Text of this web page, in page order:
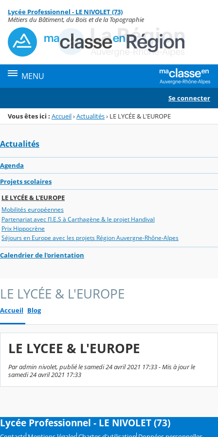
Menu de la rubrique
Contenu
Lycée Professionnel - LE NIVOLET (73)
Métiers du Bâtiment, du Bois et de la Topographie
MENU
Se connecter
Vous êtes ici : Accueil›Actualités› LE LYCÉE & L'EUROPE
Actualités
Agenda
Projets scolaires
LE LYCÉE & L'EUROPE
Mobilités européennes
Partenariat avec l’I.E.S à Carthagène & le projet Handival
Prix Hippocrène
Séjours en Europe avec les projets Région Auvergne-Rhône-Alpes
Calendrier de l'orientation
LE LYCÉE & L'EUROPE
Accueil Blog
LE LYCEE & L'EUROPE
Par admin nivolet, publié le samedi 24 avril 2021 17:33 - Mis à jour le
samedi 24 avril 2021 17:33
Lycée Professionnel - LE NIVOLET (73)